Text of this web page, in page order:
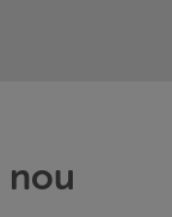
nou